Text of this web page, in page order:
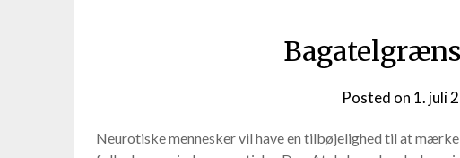
Posted on 1. juli
Neurotiske mennesker vil have en tilbøjelighed til at